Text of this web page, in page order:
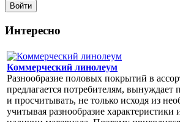
Интересно
Коммерческий линолеум
Разнообразие половых покрытий в
предлагается потребителям,
и просчитывать, не только исходя из
учитывая разнообразие